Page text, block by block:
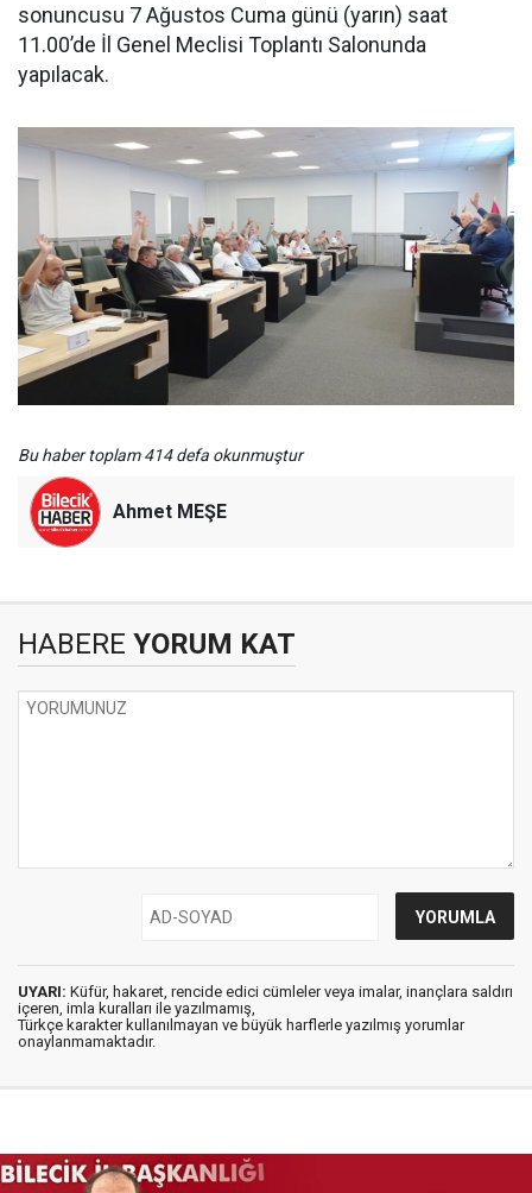
sonuncusu 7 Ağustos Cuma günü (yarın) saat
11.00’de İl Genel Meclisi Toplantı Salonunda
yapılacak.
Bu haber toplam 414 defa okunmuştur
Ahmet MEŞE
HABERE YORUM KAT
UYARI: Küfür, hakaret, rencide edici cümleler veya imalar, inançlara saldırı
içeren, imla kuralları ile yazılmamış,
Türkçe karakter kullanılmayan ve büyük harflerle yazılmış yorumlar
onaylanmamaktadır.